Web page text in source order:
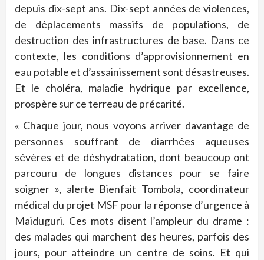
depuis dix-sept ans. Dix-sept années de violences,
de déplacements massifs de populations, de
destruction des infrastructures de base. Dans ce
contexte, les conditions d’approvisionnement en
eau potable et d’assainissement sont désastreuses.
Et le choléra, maladie hydrique par excellence,
prospère sur ce terreau de précarité.
« Chaque jour, nous voyons arriver davantage de
personnes souffrant de diarrhées aqueuses
sévères et de déshydratation, dont beaucoup ont
parcouru de longues distances pour se faire
soigner », alerte Bienfait Tombola, coordinateur
médical du projet MSF pour la réponse d’urgence à
Maiduguri. Ces mots disent l’ampleur du drame :
des malades qui marchent des heures, parfois des
jours, pour atteindre un centre de soins. Et qui